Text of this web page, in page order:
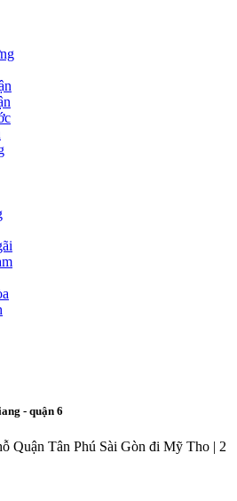
- quận 6
Quận Tân Phú Sài Gòn đi Mỹ Tho | 2